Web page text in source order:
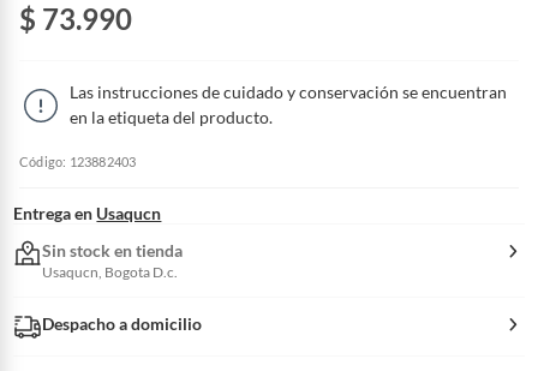
$ 73.990
Las instrucciones de cuidado y conservación se encuentran
en la etiqueta del producto.
Código: 123882403
Entrega en Usaqucn
Sin stock en tienda
Usaqucn, Bogota D.c.
Despacho a domicilio